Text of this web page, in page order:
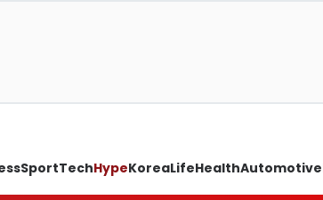
SportTechHypeKoreaLifeHealthAutomotive